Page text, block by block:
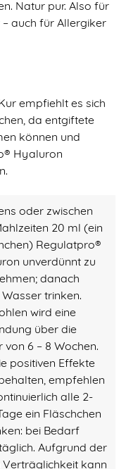
Natur pur. Also für
auch für Allergiker
empfiehlt es sich
da entgiftete
können und
Hyaluron
oder zwischen
20 ml (ein
Regulatpro®
unverdünnt zu
danach
trinken.
wird eine
über die
von 6 – 8 Wochen.
positiven Effekte
empfehlen
alle 2-
ein Fläschchen
bei Bedarf
Aufgrund der
Verträglichkeit kann